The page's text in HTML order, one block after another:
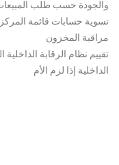
والجودة حسب طلب
تسوية حسابات قائمة المركز
مراقبة المخزون
تقييم نظام الرقابة
الداخلية إذا لزم الأم